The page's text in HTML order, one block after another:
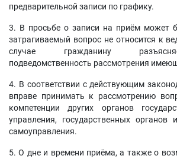
предварительной записи по графику.
3. В просьбе о записи на приём может
затрагиваемый вопрос не относится к
случае гражданину
подведомственность рассмотрения
4. В соответствии с действующим
вправе принимать к рассмотрению
компетенции других органов
управления, государственных органов
самоуправления.
5. О дне и времени приёма, а также о